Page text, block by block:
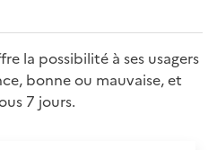
la possibilité à ses usagers
bonne ou mauvaise, et
7 jours.